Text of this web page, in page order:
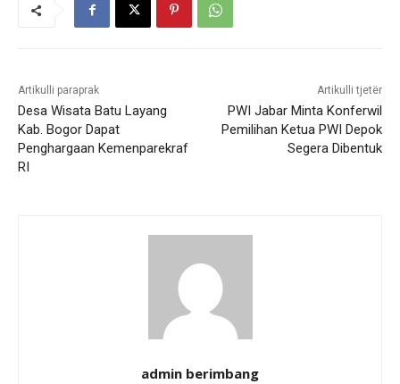
Artikulli paraprak
Desa Wisata Batu Layang
Kab. Bogor Dapat
Penghargaan Kemenparekraf
RI
Artikulli tjetër
PWI Jabar Minta Konferwil
Pemilihan Ketua PWI Depok
Segera Dibentuk
admin berimbang